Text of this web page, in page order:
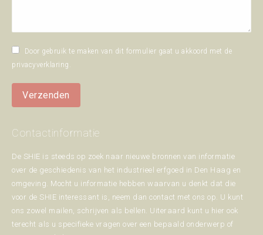
Door gebruik te maken van dit formulier gaat u akkoord met de
privacyverklaring .
Verzenden
Contactinformatie
De SHIE is steeds op zoek naar nieuwe bronnen van informatie
over de geschiedenis van het industrieel erfgoed in Den Haag en
omgeving. Mocht u informatie hebben waarvan u denkt dat die
voor de SHIE interessant is, neem dan contact met ons op. U kunt
ons zowel mailen, schrijven als bellen. Uiteraard kunt u hier ook
terecht als u specifieke vragen over een bepaald onderwerp of